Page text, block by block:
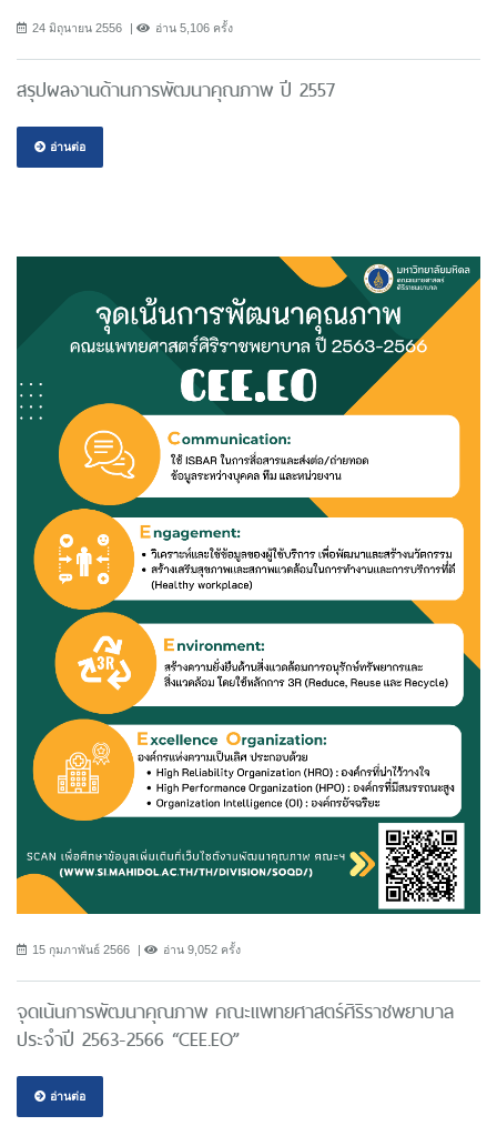
24 มิถุนายน 2556 อ่าน 5,106 ครั้ง
สรุปผลงานด้านการพัฒนาคุณภาพ ปี 2557
อ่านต่อ
15 กุมภาพันธ์ 2566 อ่าน 9,052 ครั้ง
จุดเน้นการพัฒนาคุณภาพ คณะแพทยศาสตร์ศิริราชพยาบาล
ประจำปี 2563-2566 “CEE.EO”
อ่านต่อ